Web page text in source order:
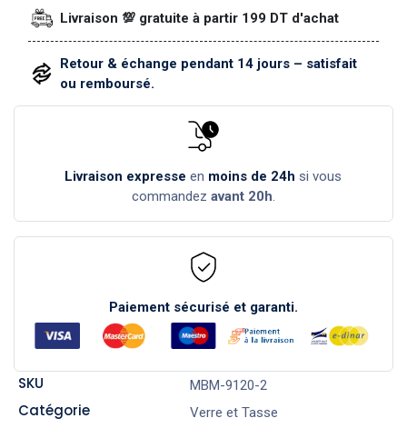
Livraison 💯 gratuite à partir 199 DT d'achat
Retour & échange pendant 14 jours – satisfait
ou remboursé.
Livraison expresse en moins de 24h si vous
commandez avant 20h.
Paiement sécurisé et garanti.
SKU MBM-9120-2
Catégorie Verre et Tasse